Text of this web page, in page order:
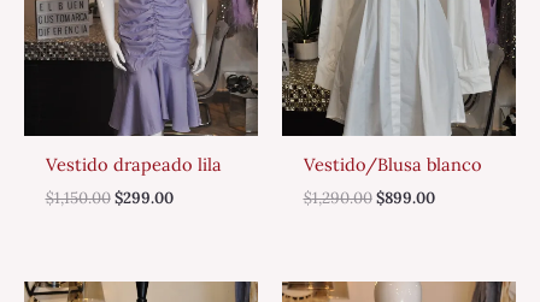
Vestido drapeado lila
$1,150.00 $299.00
Vestido/Blusa blanco
$1,290.00 $899.00
Original